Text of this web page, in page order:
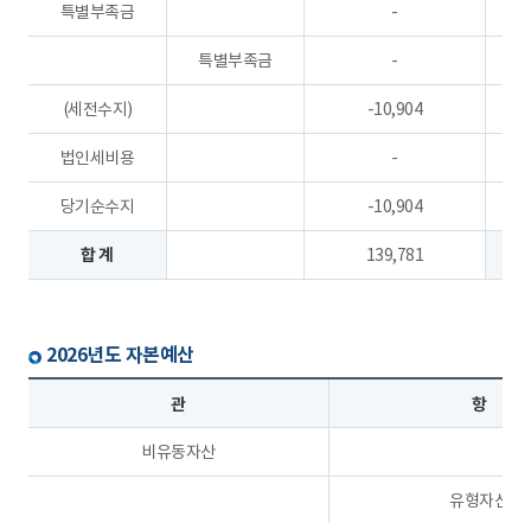
특별부족금 -
특별부족금 -
(세전수지) -10,904
법인세비용 -
당기순수지 -10,904
합 계 139,781
2026년도 자본예산
관 항
비유동자산
유형자산